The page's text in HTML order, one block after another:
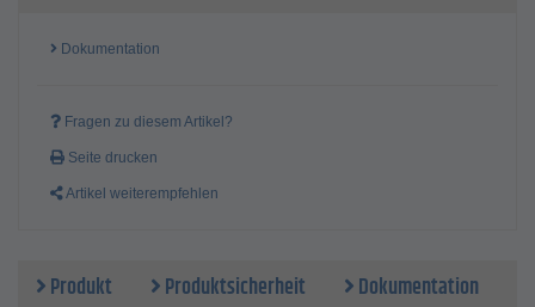
Dokumentation
Fragen zu diesem Artikel?
Seite drucken
Artikel weiterempfehlen
Produkt Produktsicherheit
Dokumentation